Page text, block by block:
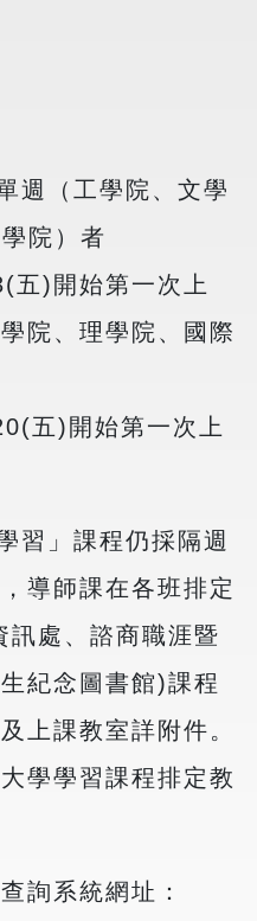
週（工學院、文學
院）者
)開始第一次上
院、理學院、國際
五)開始第一次上
習」課程仍採隔週
導師課在各班排定
訊處、諮商職涯暨
紀念圖書館)課程
上課教室詳附件。
學學習課程排定教
詢系統網址：